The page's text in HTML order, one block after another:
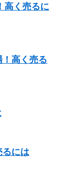
高く売るに
高く売る
るには